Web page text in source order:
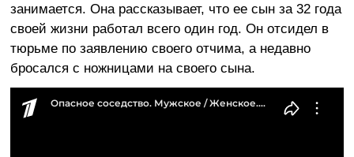
занимается. Она рассказывает, что ее сын за 32 года
своей жизни работал всего один год. Он отсидел в
тюрьме по заявлению своего отчима, а недавно
бросался с ножницами на своего сына.